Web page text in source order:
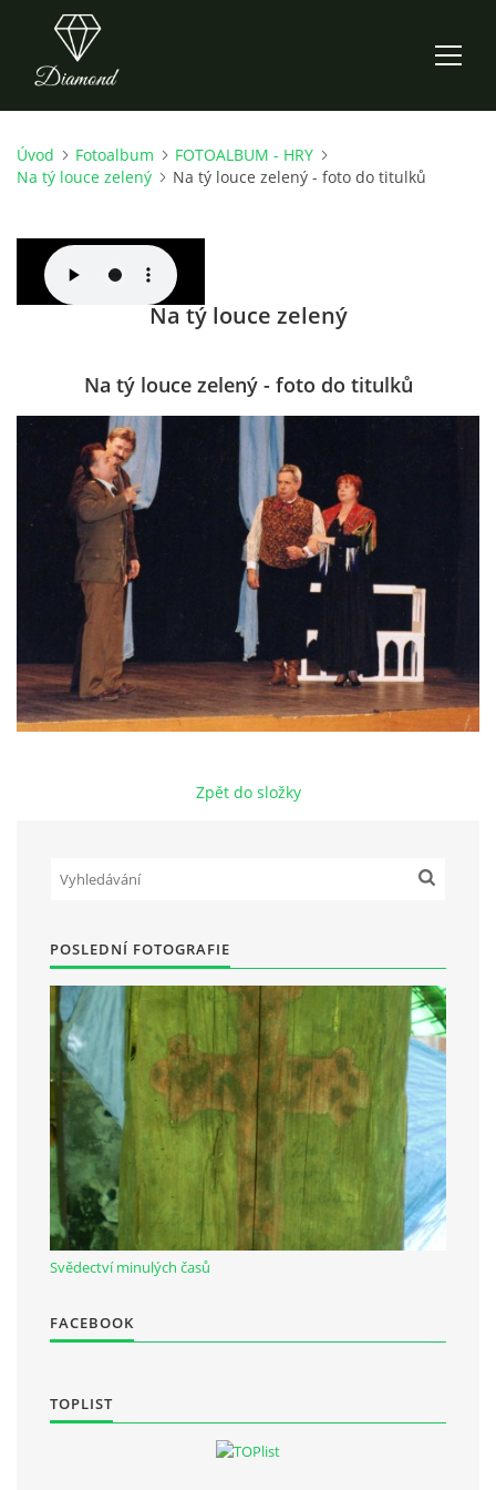
ÚVOD
O NÁS
CO NOVÉHO ZKOUŠÍME
KDY, KDE A CO HRAJEME
HRY OD ROKU 1973
VIDEOZÁZNAMY Z HER
FOTOALBUM
DOKUMENTY OVJK
Občanská vzdělávací jednota "Komenský" v Choceradech z.s.
Chocerady 4
257 24 Chocerady
IČ: 498 28 614
Kontaktní osoba:
Mgr. Miroslava Cinkeisová
723 967 851
Úvod Fotoalbum
FOTOALBUM - HRY
Na tý louce zelený
Na tý louce zelený - foto do titulků
Na tý louce zelený
Na tý louce zelený - foto do titulků
Zpět do složky
POSLEDNÍ FOTOGRAFIE
Svědectví minulých časů
FACEBOOK
TOPLIST